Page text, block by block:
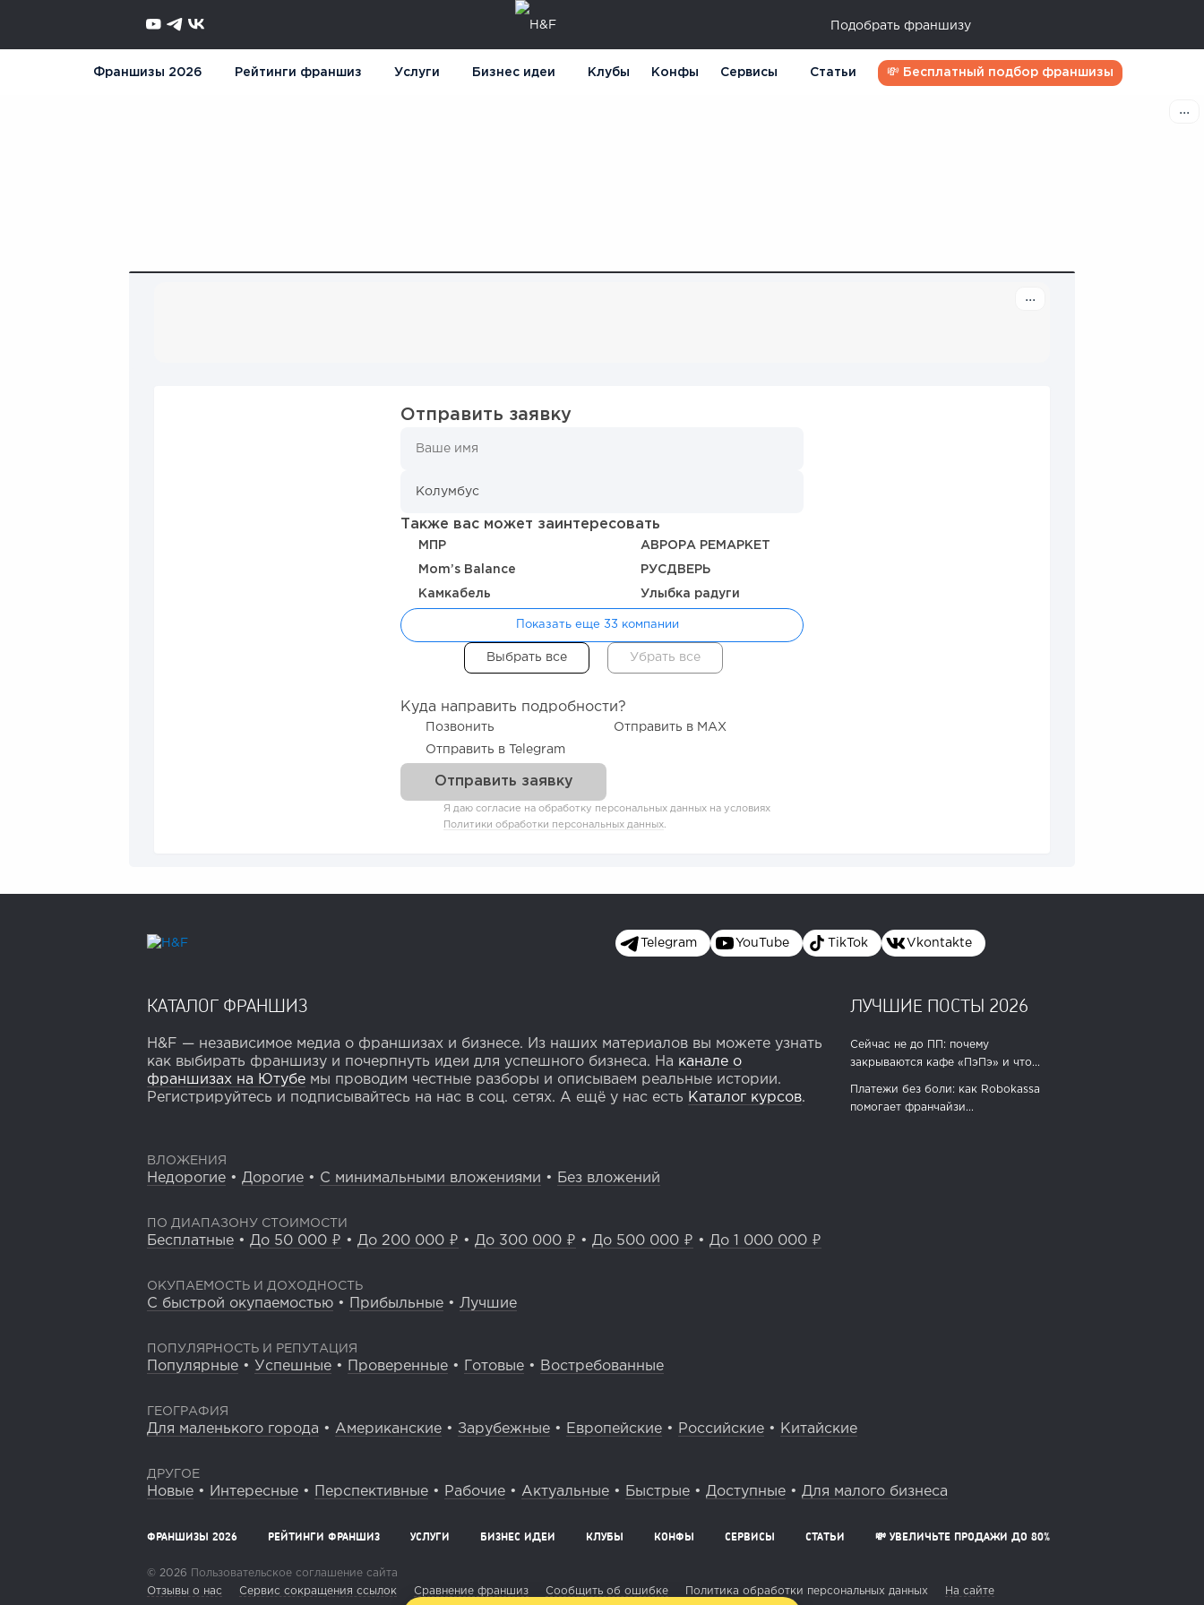
Подобрать франшизу
Франшизы 2026 Рейтинги франшиз Услуги Бизнес идеи Клубы Конфы Сервисы Статьи 💸 Бесплатный подбор франшизы
Отправить заявку
Также вас может заинтересовать
МПР АВРОРА РЕМАРКЕТ
Mom’s Balance РУСДВЕРЬ
Камкабель Улыбка радуги
Показать еще 33 компании
Куда направить подробности?
Позвонить Отправить в MAX
Отправить в Telegram
Я даю согласие на обработку персональных данных на условиях
Политики обработки персональных данных.
Telegram YouTube TikTok Vkontakte
КАТАЛОГ ФРАНШИЗ
H&F — независимое медиа о франшизах и бизнесе. Из наших материалов вы можете узнать
как выбирать франшизу и почерпнуть идеи для успешного бизнеса. На канале о
франшизах на Ютубе мы проводим честные разборы и описываем реальные истории.
Регистрируйтесь и подписывайтесь на нас в соц. сетях. А ещё у нас есть Каталог курсов.
ЛУЧШИЕ ПОСТЫ 2026
Сейчас не до ПП: почему
закрываются кафе «ПэПэ» и что...
Платежи без боли: как Robokassa
помогает франчайзи...
ВЛОЖЕНИЯ
Недорогие • Дорогие • С минимальными вложениями • Без вложений
ПО ДИАПАЗОНУ СТОИМОСТИ
Бесплатные • До 50 000 ₽ • До 200 000 ₽ • До 300 000 ₽ • До 500 000 ₽ • До 1 000 000 ₽
ОКУПАЕМОСТЬ И ДОХОДНОСТЬ
С быстрой окупаемостью • Прибыльные • Лучшие
ПОПУЛЯРНОСТЬ И РЕПУТАЦИЯ
Популярные • Успешные • Проверенные • Готовые • Востребованные
ГЕОГРАФИЯ
Для маленького города • Американские • Зарубежные • Европейские • Российские • Китайские
ДРУГОЕ
Новые • Интересные • Перспективные • Рабочие • Актуальные • Быстрые • Доступные • Для малого бизнеса
ФРАНШИЗЫ 2026 РЕЙТИНГИ ФРАНШИЗ УСЛУГИ БИЗНЕС ИДЕИ КЛУБЫ КОНФЫ СЕРВИСЫ СТАТЬИ 💸 УВЕЛИЧЬТЕ ПРОДАЖИ ДО 80%
© 2026 Пользовательское соглашение сайта
Отзывы о нас
Сервис сокращения ссылок Сравнение франшиз Сообщить об ошибке Политика обработки персональных данных
На сайте